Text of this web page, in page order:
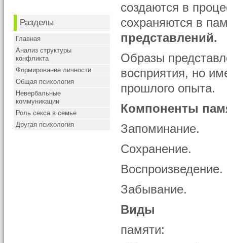
Разделы
Главная
Анализ структуры
конфликта
Формирование личности
Общая психология
Невербальные
коммуникации
Роль секса в семье
Другая психология
создаются в
сохраняются в
представлений.
Образы
восприятия, но
про­шлого опыта.
Компоненты
Запоминание.
Сохранение.
Воспроизведение.
Забывание.
Виды
памяти: